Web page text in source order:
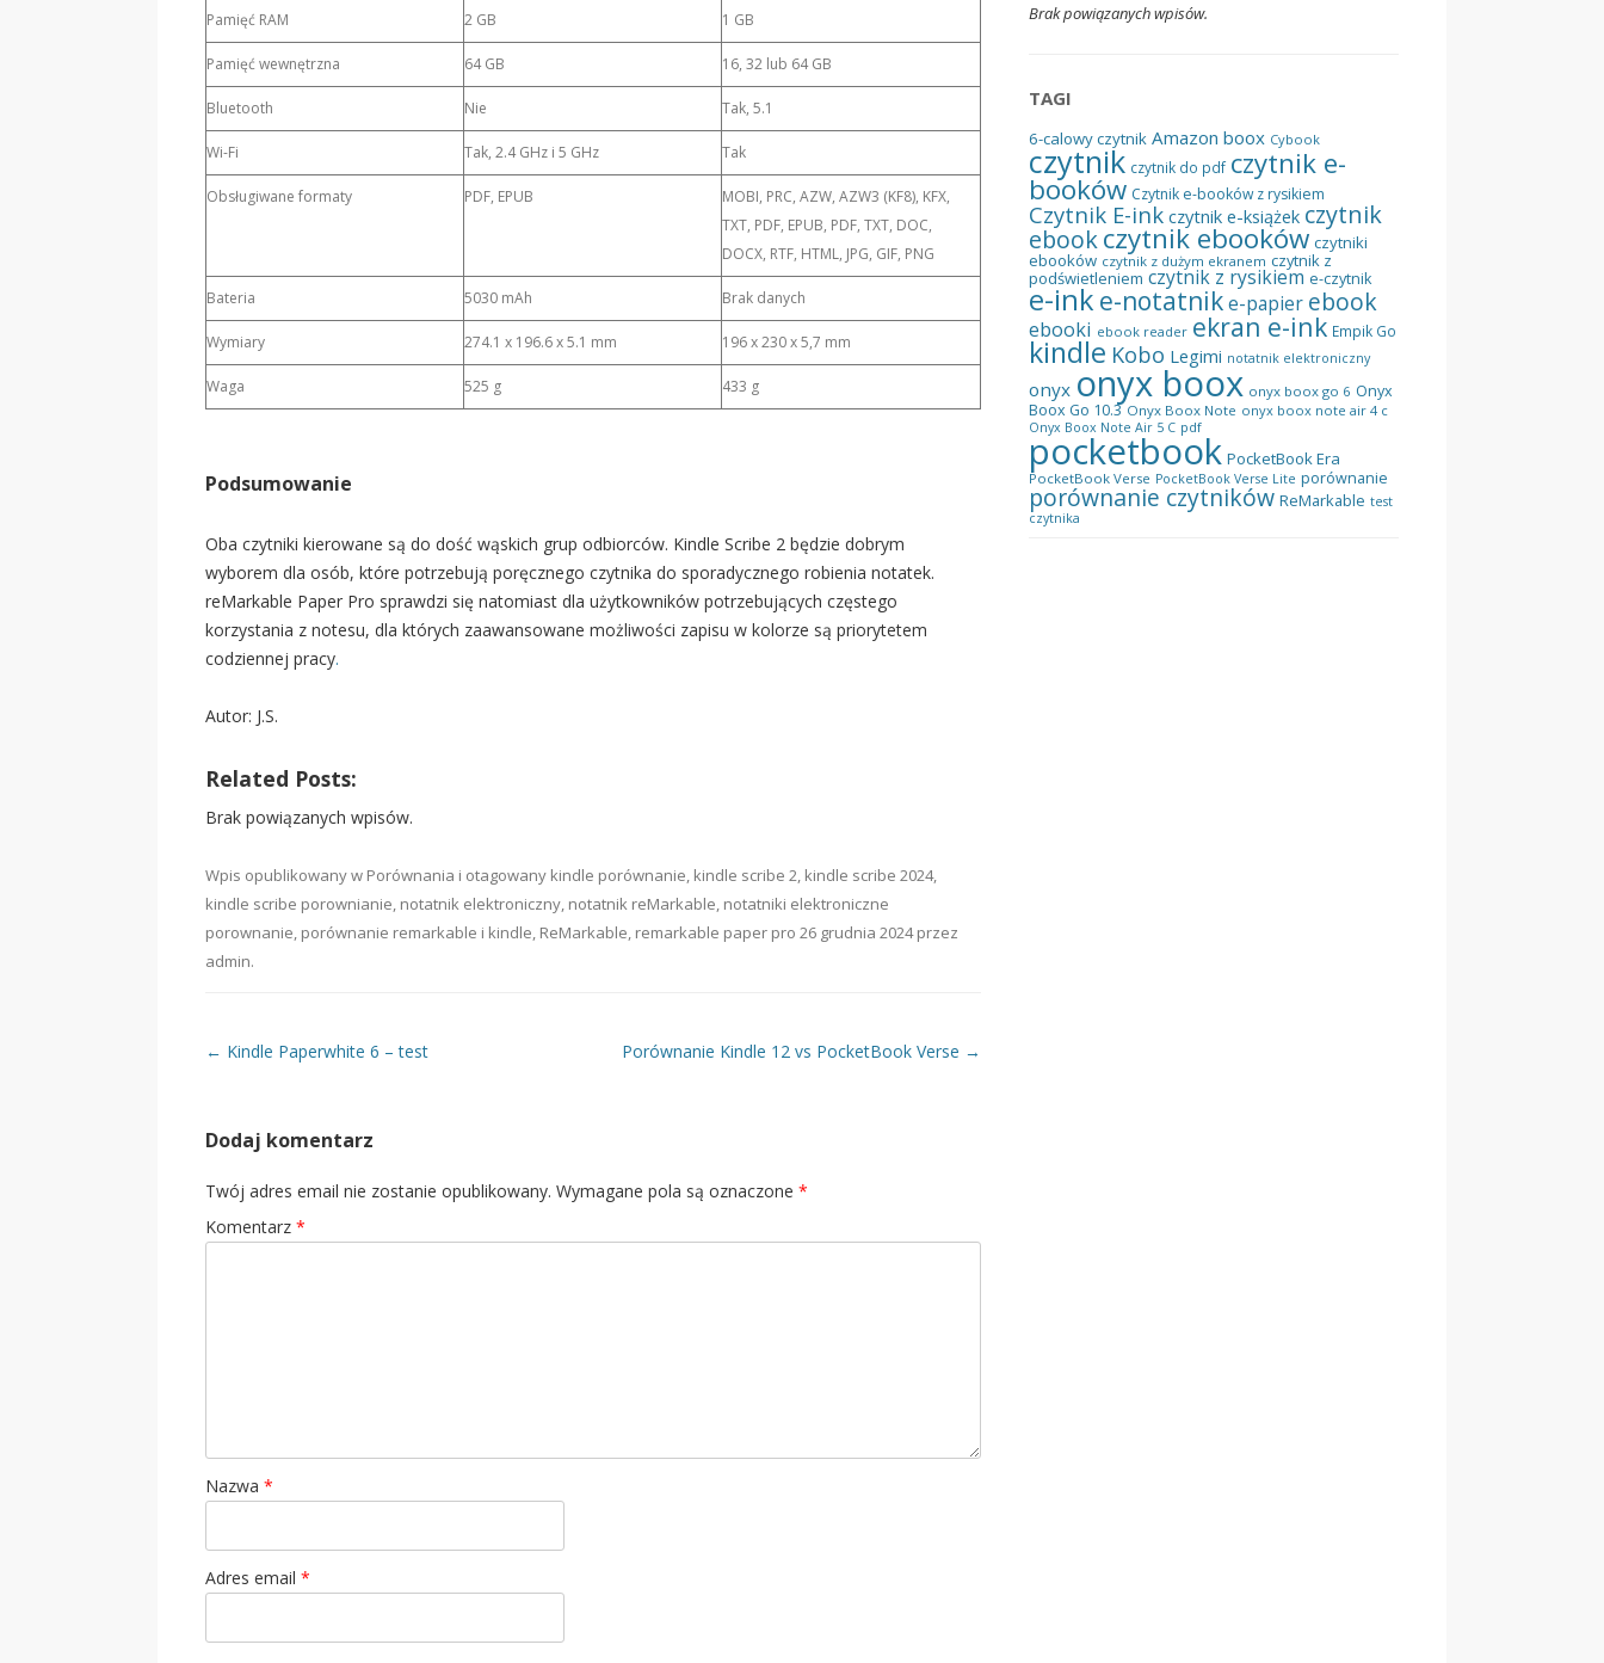
Pamięć RAM 2 GB 1 GB
Pamięć wewnętrzna 64 GB 16, 32 lub 64 GB
Bluetooth Nie Tak, 5.1
Wi-Fi Tak, 2.4 GHz i 5 GHz Tak
Obsługiwane formaty PDF, EPUB
MOBI, PRC, AZW, AZW3 (KF8), KFX,
TXT, PDF, EPUB, PDF, TXT, DOC,
DOCX, RTF, HTML, JPG, GIF, PNG
Bateria 5030 mAh Brak danych
Wymiary 274.1 x 196.6 x 5.1 mm 196 x 230 x 5,7 mm
Waga 525 g 433 g
Podsumowanie
Oba czytniki kierowane są do dość wąskich grup odbiorców. Kindle Scribe 2 będzie dobrym
wyborem dla osób, które potrzebują poręcznego czytnika do sporadycznego robienia notatek.
reMarkable Paper Pro sprawdzi się natomiast dla użytkowników potrzebujących częstego
korzystania z notesu, dla których zaawansowane możliwości zapisu w kolorze są priorytetem
codziennej pracy.
Autor: J.S.
Related Posts:
Brak powiązanych wpisów.
Wpis opublikowany w Porównania i otagowany kindle porównanie, kindle scribe 2, kindle scribe 2024,
kindle scribe porownianie, notatnik elektroniczny, notatnik reMarkable, notatniki elektroniczne
porownanie, porównanie remarkable i kindle, ReMarkable, remarkable paper pro 26 grudnia 2024przez
admin.
Nawigacja wpisu
← Kindle Paperwhite 6 – test Porównanie Kindle 12 vs PocketBook Verse →
Dodaj komentarz
Twój adres email nie zostanie opublikowany. Wymagane pola są oznaczone *
Komentarz *
Nazwa *
Adres email *
Brak powiązanych wpisów.
TAGI
6-calowy czytnik Amazon boox Cybook
czytnik czytnik do pdf czytnik e-
booków Czytnik e-booków z rysikiem
Czytnik E-ink czytnik e-książek czytnik
ebookczytnik ebooków czytniki
ebooków czytnik z dużym ekranem czytnik z
podświetleniem czytnik z rysikiem e-czytnik
e-ink e-notatnike-papier ebook
ebooki ebook reader ekran e-ink Empik Go
kindle Kobo Legimi notatnik elektroniczny
onyx onyx boox onyx boox go 6 Onyx
Boox Go 10.3 Onyx Boox Note onyx boox note air 4 c
Onyx Boox Note Air 5 C pdf
pocketbook PocketBook Era
PocketBook Verse PocketBook Verse Lite porównanie
porównanie czytników ReMarkable test
czytnika